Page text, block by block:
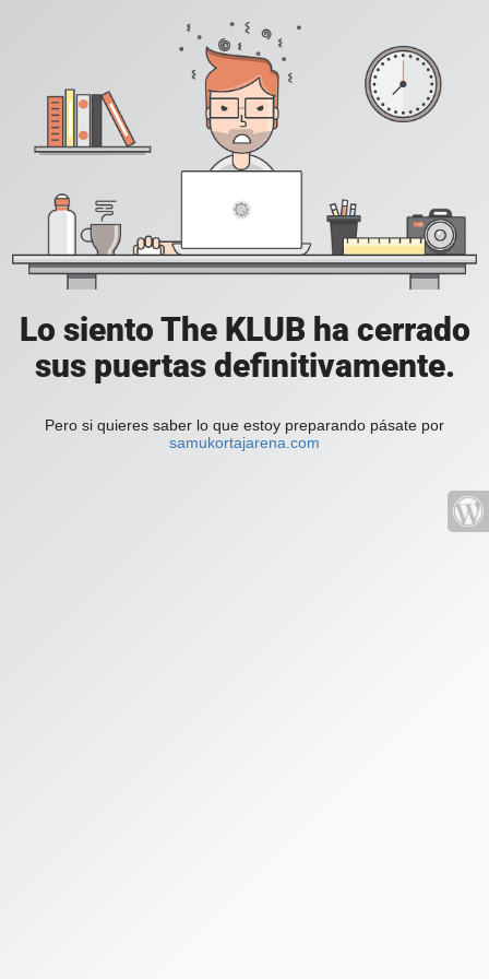
Lo siento The KLUB ha cerrado
sus puertas definitivamente.
Pero si quieres saber lo que estoy preparando pásate por
samukortajarena.com